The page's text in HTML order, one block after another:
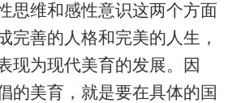
思维和感性意识这两个方面
完善的人格和完美的人生，
现为现代美育的发展。因
的美育，就是要在具体的国